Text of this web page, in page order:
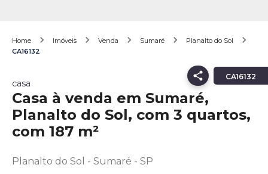
Home Imóveis Venda Sumaré
Planalto do Sol
CA16132
CA16132
casa
Casa à venda em Sumaré,
Planalto do Sol, com 3 quartos,
com 187 m²
Planalto do Sol - Sumaré - SP